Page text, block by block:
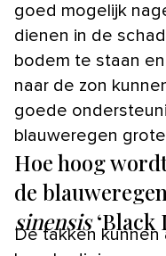
goed mogelijk
dienen in de
bodem te staan
naar de zon
goede
blauweregen
Hoe hoog
de blauweregen
sinensis‘Black
De takken kunnen